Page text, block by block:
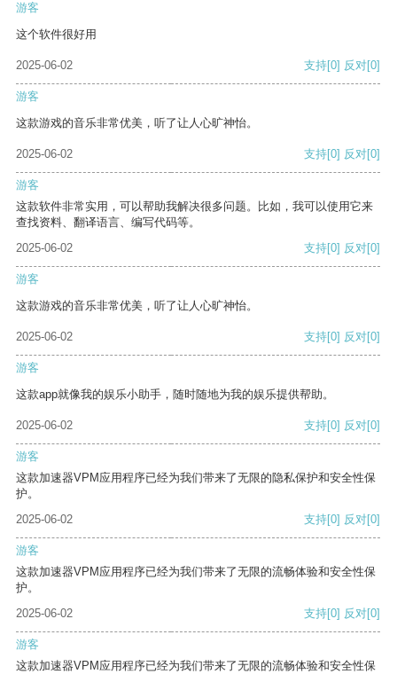
游客
这个软件很好用
2025-06-02 支持[0] 反对[0]
游客
这款游戏的音乐非常优美，听了让人心旷神怡。
2025-06-02 支持[0] 反对[0]
游客
这款软件非常实用，可以帮助我解决很多问题。比如，我可以使用它来
查找资料、翻译语言、编写代码等。
2025-06-02
支持[0] 反对[0]
游客
这款游戏的音乐非常优美，听了让人心旷神怡。
2025-06-02 支持[0] 反对[0]
游客
这款app就像我的娱乐小助手，随时随地为我的娱乐提供帮助。
2025-06-02 支持[0] 反对[0]
游客
这款加速器VPM应用程序已经为我们带来了无限的隐私保护和安全性保
护。
2025-06-02
支持[0] 反对[0]
游客
这款加速器VPM应用程序已经为我们带来了无限的流畅体验和安全性保
护。
2025-06-02
支持[0] 反对[0]
游客
这款加速器VPM应用程序已经为我们带来了无限的流畅体验和安全性保